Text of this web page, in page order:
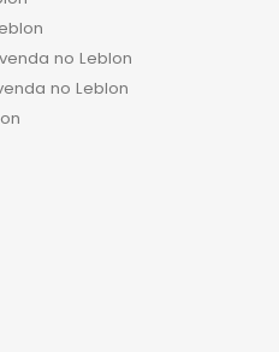
no Leblon
no Leblon